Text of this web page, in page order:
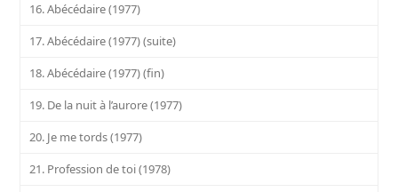
16. Abécédaire (1977)
17. Abécédaire (1977) (suite)
18. Abécédaire (1977) (fin)
19. De la nuit à l’aurore (1977)
20. Je me tords (1977)
21. Profession de toi (1978)